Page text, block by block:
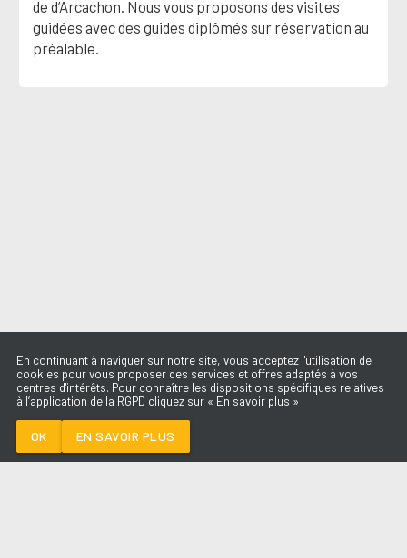
de d’Arcachon. Nous vous proposons des visites
guidées avec des guides diplômés sur réservation au
préalable.
En continuant à naviguer sur notre site, vous acceptez l'utilisation de
cookies pour vous proposer des services et offres adaptés à vos
centres d'intérêts. Pour connaître les dispositions spécifiques relatives
à l’application de la RGPD cliquez sur « En savoir plus »
OK EN SAVOIR PLUS